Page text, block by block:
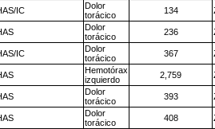
IC
Dolor
torácico
134
Dolor
torácico
236
IC
Dolor
torácico
367
Hemotórax
izquierdo
2,759
Dolor
torácico
393
Dolor
torácico
408